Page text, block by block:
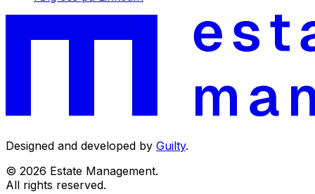
Designed and developed by Guilty.
© 2026 Estate Management.
All rights reserved.